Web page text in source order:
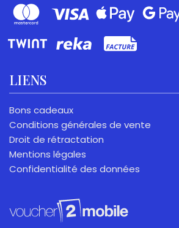
LIENS
Bons cadeaux
Conditions générales de vente
Droit de rétractation
Mentions légales
Confidentialité des données